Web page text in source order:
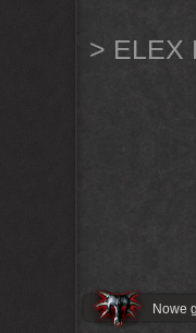
> ELEX
Nowe